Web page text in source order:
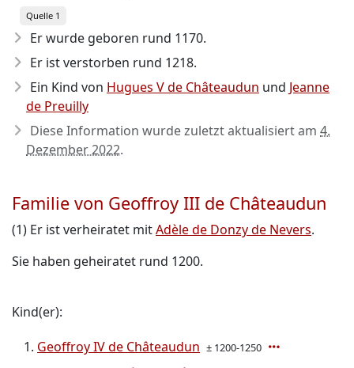
Quelle 1
Er wurde geboren rund 1170.
Er ist verstorben rund 1218.
Ein Kind von Hugues V de Châteaudun und Jeanne
de Preuilly
Diese Information wurde zuletzt aktualisiert am 4.
Dezember 2022.
Familie von Geoffroy III de Châteaudun
(1) Er ist verheiratet mitAdèle de Donzy de Nevers.
Sie haben geheiratet rund 1200.
Kind(er):
Geoffroy IV de Châteaudun ± 1200-1250